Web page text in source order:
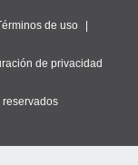
de uso
de privacidad